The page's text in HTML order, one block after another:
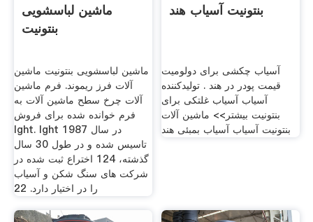
ماشین لباسشویی
بنتونیت
ماشین لباسشویی بنتونیت ماشین
آلات فرز ریموند. فرم ماشین
آلات چرخ سطح ماشین آلات به
فرم خوانده شده برای فروش
lght. lght در سال 1987
تاسیس شده و در طول 30 سال
گذشته، 124 اختراع ثبت شده در
شركت های سنگ شكن و آسیاب
را در اختیار دارد. 22
بنتونیت آسیاب هند
آسیاب چکشی برای دولومیت
قیمت پودر در هند . تولیدکننده
آسیاب آسیاب غلتکی برای
بنتونیت بیشتر>> ماشین آلات
بنتونیت آسیاب آسیاب بمبئی هند